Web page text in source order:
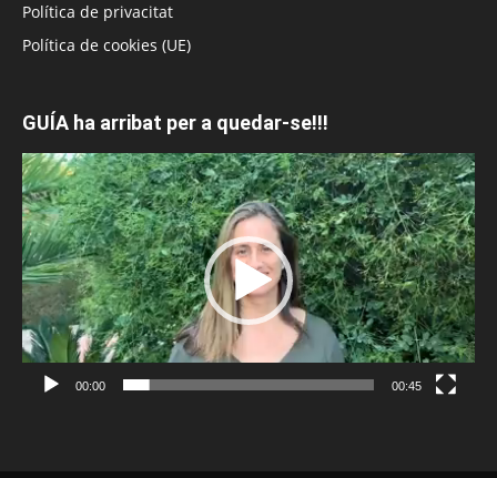
Política de privacitat
Política de cookies (UE)
GUÍA ha arribat per a quedar-se!!!
Reproductor
de
vídeo
00:00 00:45